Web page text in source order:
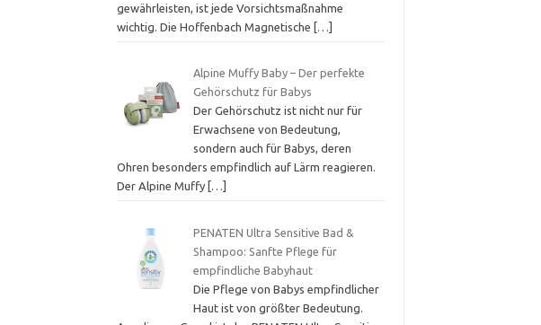
gewährleisten, ist jede Vorsichtsmaßnahme
wichtig. Die Hoffenbach Magnetische […]
Alpine Muffy Baby – Der perfekte
Gehörschutz für Babys
Der Gehörschutz ist nicht nur für
Erwachsene von Bedeutung,
sondern auch für Babys, deren
Ohren besonders empfindlich auf Lärm reagieren.
Der Alpine Muffy […]
PENATEN Ultra Sensitive Bad &
Shampoo: Sanfte Pflege für
empfindliche Babyhaut
Die Pflege von Babys empfindlicher
Haut ist von größter Bedeutung.